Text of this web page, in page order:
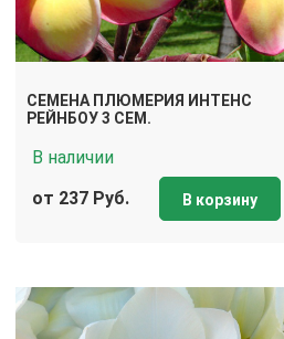
СЕМЕНА ПЛЮМЕРИЯ ИНТЕНС
РЕЙНБОУ 3 СЕМ.
В наличии
от 237 Руб.
В корзину